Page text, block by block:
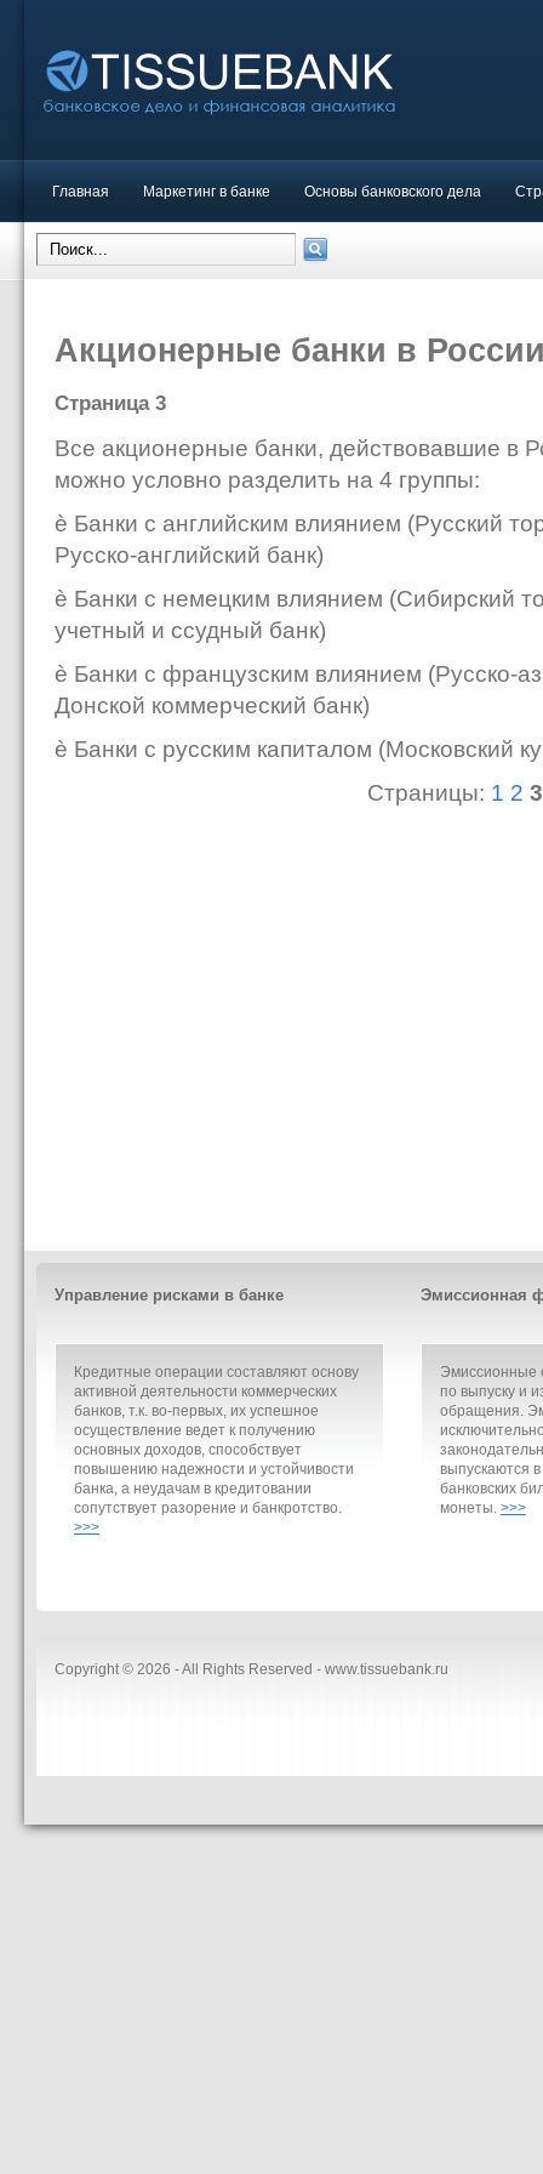
Главная Маркетинг в банке Основы банковского дела
Акционерные банки в
Страница 3
Все акционерные банки, действовавшие в
можно условно разделить на 4 группы:
è Банки с английским влиянием (Русский
Русско-английский банк)
è Банки с немецким влиянием (Сибирский
учетный и ссудный банк)
è Банки с французским влиянием (Русско-
Донской коммерческий банк)
è Банки с русским капиталом (Московский
Страницы: 1 2 3
Управление рисками в банке
Кредитные операции составляют основу
активной деятельности коммерческих
банков, т.к. во-первых, их успешное
осуществление ведет к получению
основных доходов, способствует
повышению надежности и устойчивости
банка, а неудачам в кредитовании
сопутствует разорение и банкротство.
>>>
Эмиссионная
Эмиссионные
по выпуску и
обращения.
выпускаются
банковских
монеты. >>>
Copyright © 2026 - All Rights Reserved - www.tissuebank.ru